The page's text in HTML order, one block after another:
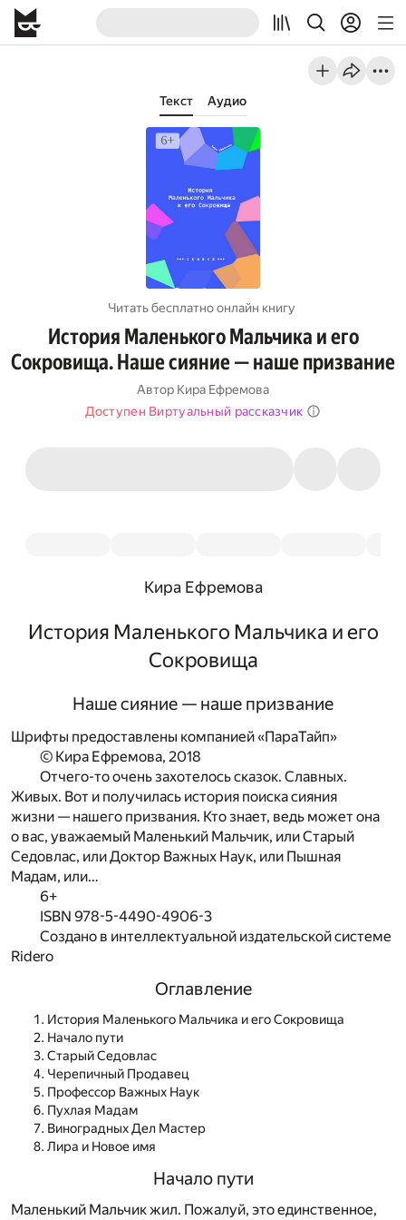
Текст Аудио
Читать бесплатно онлайн книгу
История Маленького Мальчика и его
Сокровища. Наше сияние — наше призвание
Автор Кира Ефремова
Доступен Виртуальный рассказчик
Кира Ефремова
История Маленького Мальчика и его
Сокровища
Наше сияние — наше призвание
Шрифты предоставлены компанией «ПараТайп»
© Кира Ефремова, 2018
Отчего-то очень захотелось сказок. Славных.
Живых. Вот и получилась история поиска сияния
жизни — нашего призвания. Кто знает, ведь может она
о вас, уважаемый Маленький Мальчик, или Старый
Седовлас, или Доктор Важных Наук, или Пышная
Мадам, или…
6+
ISBN 978-5-4490-4906-3
Создано в интеллектуальной издательской системе
Ridero
Оглавление
История Маленького Мальчика и его Сокровища
Начало пути
Старый Седовлас
Черепичный Продавец
Профессор Важных Наук
Пухлая Мадам
Виноградных Дел Мастер
Лира и Новое имя
Начало пути
Маленький Мальчик жил. Пожалуй, это единственное,